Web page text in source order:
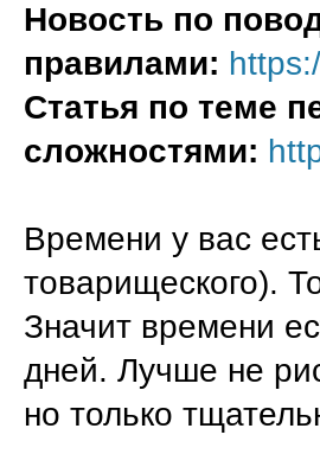
Новость по
правилами:
Статья по теме
сложностями:
Времени у вас
товарищеского).
Значит времени
дней. Лучше не
но только